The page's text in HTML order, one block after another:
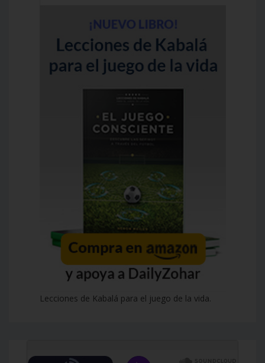
Lecciones de Kabalá para el juego de la vida.